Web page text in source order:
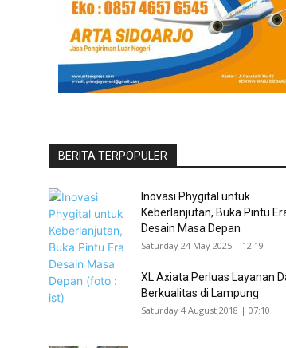
BERITA TERPOPULER
Inovasi Phygital untuk
Keberlanjutan, Buka Pintu
Desain Masa Depan
Saturday 24 May 2025 | 12:19
XL Axiata Perluas Layanan
Berkualitas di Lampung
Saturday 4 August 2018 | 07:10